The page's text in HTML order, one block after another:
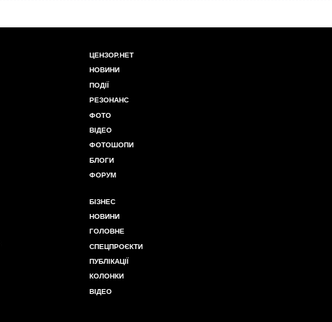
ЦЕНЗОР.НЕТ
НОВИНИ
ПОДІЇ
РЕЗОНАНС
ФОТО
ВІДЕО
ФОТОШОПИ
БЛОГИ
ФОРУМ
БІЗНЕС
НОВИНИ
ГОЛОВНЕ
СПЕЦПРОЄКТИ
ПУБЛІКАЦІЇ
КОЛОНКИ
ВІДЕО